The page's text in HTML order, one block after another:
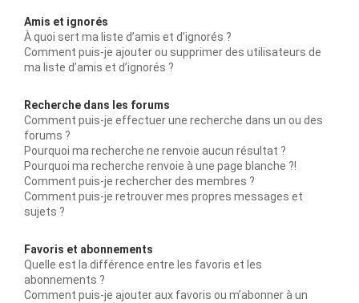
Amis et ignorés
À quoi sert ma liste d’amis et d’ignorés ?
Comment puis-je ajouter ou supprimer des utilisateurs de
ma liste d’amis et d’ignorés ?
Recherche dans les forums
Comment puis-je effectuer une recherche dans un ou des
forums ?
Pourquoi ma recherche ne renvoie aucun résultat ?
Pourquoi ma recherche renvoie à une page blanche ?!
Comment puis-je rechercher des membres ?
Comment puis-je retrouver mes propres messages et
sujets ?
Favoris et abonnements
Quelle est la différence entre les favoris et les
abonnements ?
Comment puis-je ajouter aux favoris ou m’abonner à un